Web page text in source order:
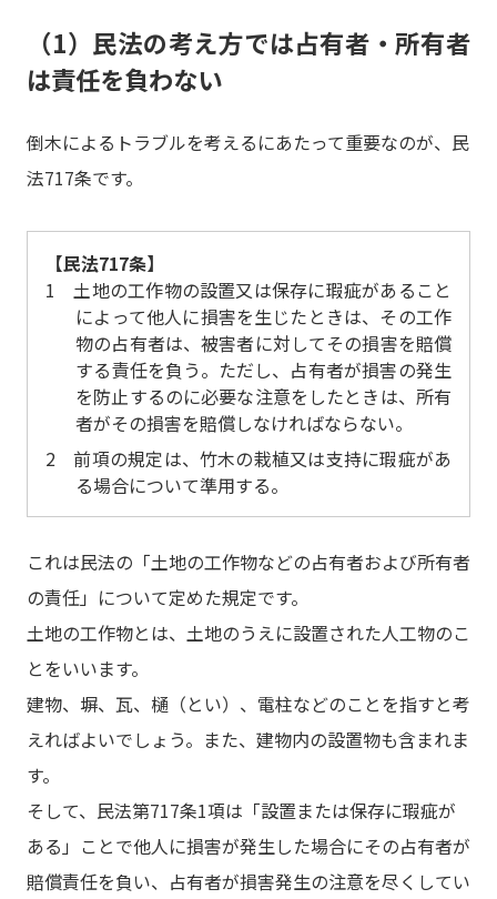
（1）民法の考え方では占有者・所有者
は責任を負わない
倒木によるトラブルを考えるにあたって重要なのが、民
法717条です。
【民法717条】
1 土地の工作物の設置又は保存に瑕疵があること
によって他人に損害を生じたときは、その工作
物の占有者は、被害者に対してその損害を賠償
する責任を負う。ただし、占有者が損害の発生
を防止するのに必要な注意をしたときは、所有
者がその損害を賠償しなければならない。
2 前項の規定は、竹木の栽植又は支持に瑕疵があ
る場合について準用する。
これは民法の「土地の工作物などの占有者および所有者
の責任」について定めた規定です。
土地の工作物とは、土地のうえに設置された人工物のこ
とをいいます。
建物、塀、瓦、樋（とい）、電柱などのことを指すと考
えればよいでしょう。また、建物内の設置物も含まれま
す。
そして、民法第717条1項は「設置または保存に瑕疵が
ある」ことで他人に損害が発生した場合にその占有者が
賠償責任を負い、占有者が損害発生の注意を尽くしてい